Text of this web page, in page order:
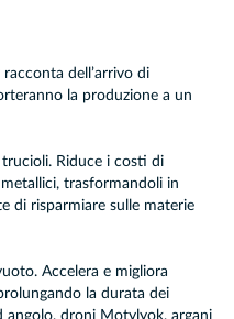
dell’arrivo di
la produzione a un
Riduce i costi di
trasformandoli in
di risparmiare sulle materie
Accelera e migliora
la durata dei
angolo, droni Motylyok, argani